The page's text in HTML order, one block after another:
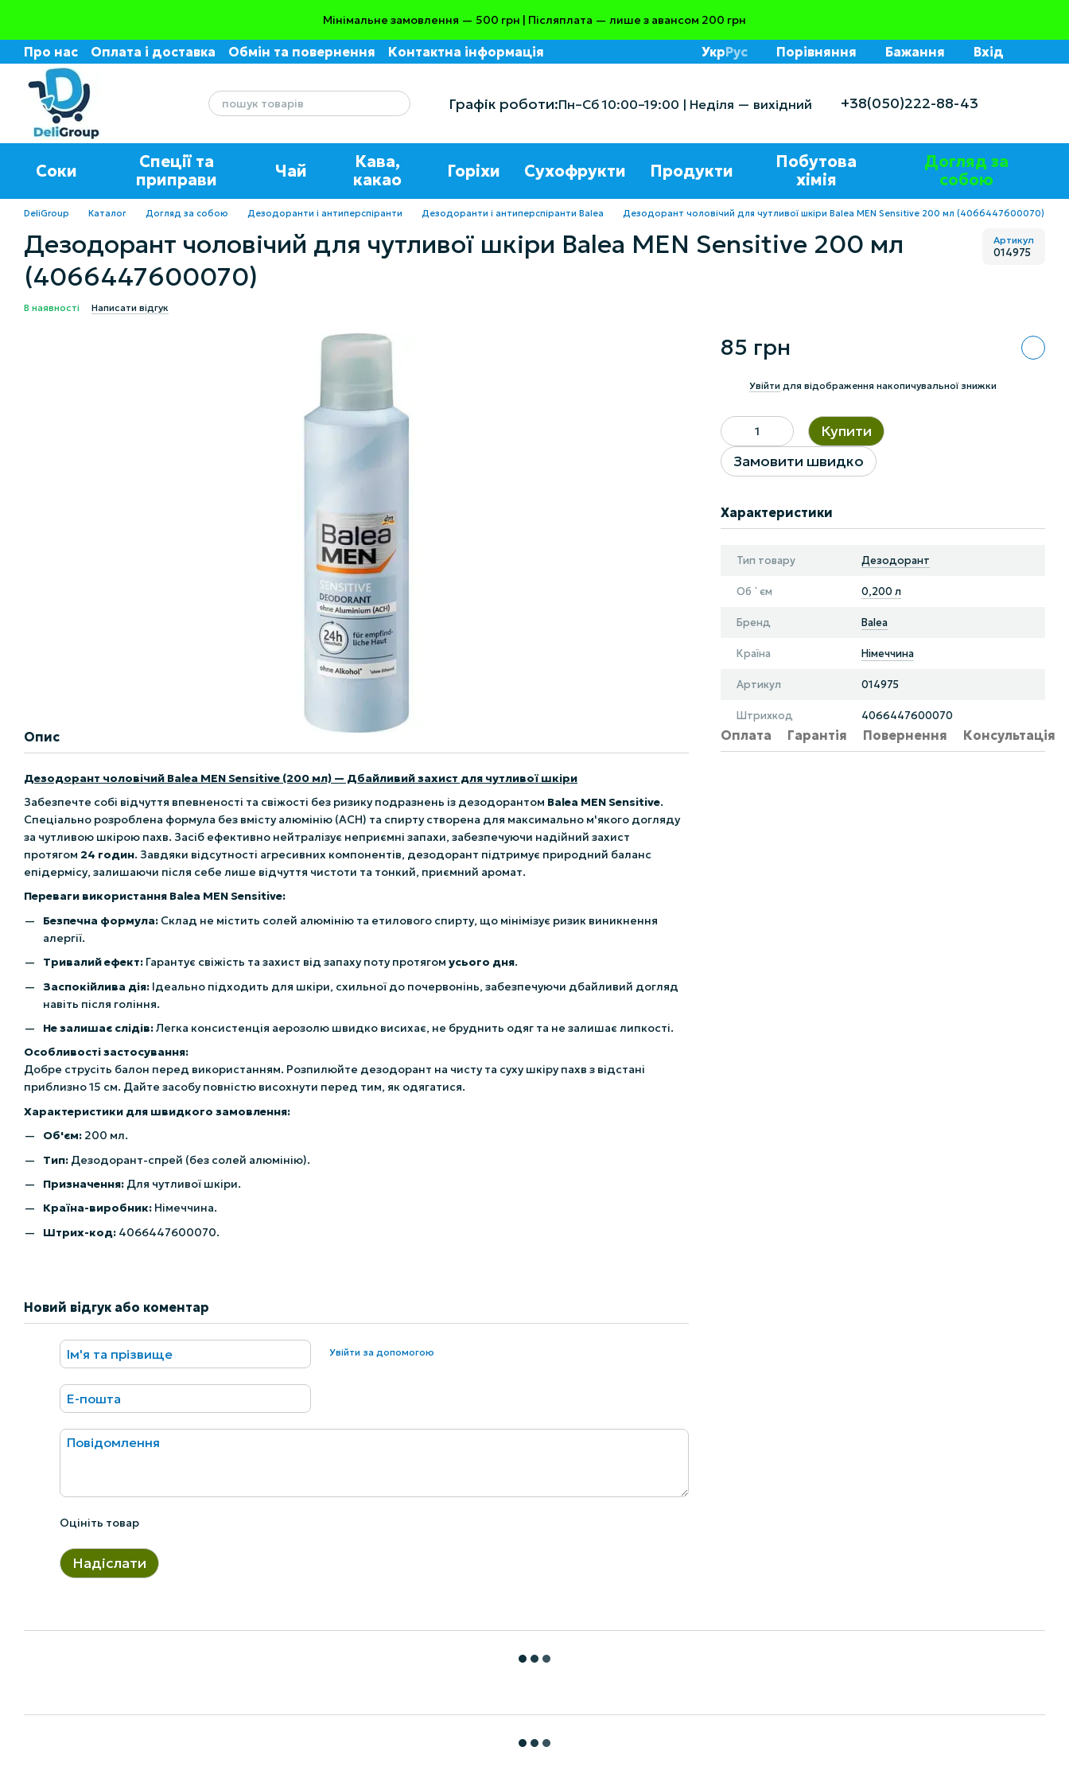
Мінімальне замовлення — 500 грн | Післяплата — лише з авансом 200 грн
Про нас Оплата і доставка Обмін та повернення
Контактна інформація
Угода користувача
УкрРус Порівняння Бажання Вхід
Графік роботи:Пн–Сб 10:00–19:00 | Неділя — вихідний +38(050)222-88-43
Соки
Спеції та
приправи
Чай
Кава,
какао
Горіхи Сухофрукти Продукти
Побутова
хімія
Догляд за
собою
DeliGroup Каталог Догляд за собою Дезодоранти і антиперспіранти Дезодоранти і антиперспіранти Balea Дезодорант чоловічий для чутливої шкіри Balea MEN Sensitive 200 мл (4066447600070)
Дезодорант чоловічий для чутливої шкіри Balea MEN Sensitive 200 мл
(4066447600070)
Артикул
014975
В наявності Написати відгук
Опис
Дезодорант чоловічий Balea MEN Sensitive (200 мл) — Дбайливий захист для чутливої шкіри
Забезпечте собі відчуття впевненості та свіжості без ризику подразнень із дезодорантом Balea MEN Sensitive.
Спеціально розроблена формула без вмісту алюмінію (ACH) та спирту створена для максимально м'якого догляду
за чутливою шкірою пахв. Засіб ефективно нейтралізує неприємні запахи, забезпечуючи надійний захист
протягом 24 годин. Завдяки відсутності агресивних компонентів, дезодорант підтримує природний баланс
епідермісу, залишаючи після себе лише відчуття чистоти та тонкий, приємний аромат.
Переваги використання Balea MEN Sensitive:
Безпечна формула: Склад не містить солей алюмінію та етилового спирту, що мінімізує ризик виникнення
алергії.
Тривалий ефект: Гарантує свіжість та захист від запаху поту протягом усього дня.
Заспокійлива дія: Ідеально підходить для шкіри, схильної до почервонінь, забезпечуючи дбайливий догляд
навіть після гоління.
Не залишає слідів:Легка консистенція аерозолю швидко висихає, не бруднить одяг та не залишає липкості.
Особливості застосування:
Добре струсіть балон перед використанням. Розпилюйте дезодорант на чисту та суху шкіру пахв з відстані
приблизно 15 см. Дайте засобу повністю висохнути перед тим, як одягатися.
Характеристики для швидкого замовлення:
Об'єм: 200 мл.
Тип: Дезодорант-спрей (без солей алюмінію).
Призначення: Для чутливої шкіри.
Країна-виробник: Німеччина.
Штрих-код: 4066447600070.
Новий відгук або коментар
Увійти за допомогою
Оцініть товар
Надіслати
85 грн
Увійти для відображення накопичувальної знижки
Купити
Замовити швидко
Характеристики
Тип товару Дезодорант
Об `єм 0,200 л
Бренд Balea
Країна Німеччина
Артикул 014975
Штрихкод 4066447600070
Оплата Гарантія Повернення Консультація